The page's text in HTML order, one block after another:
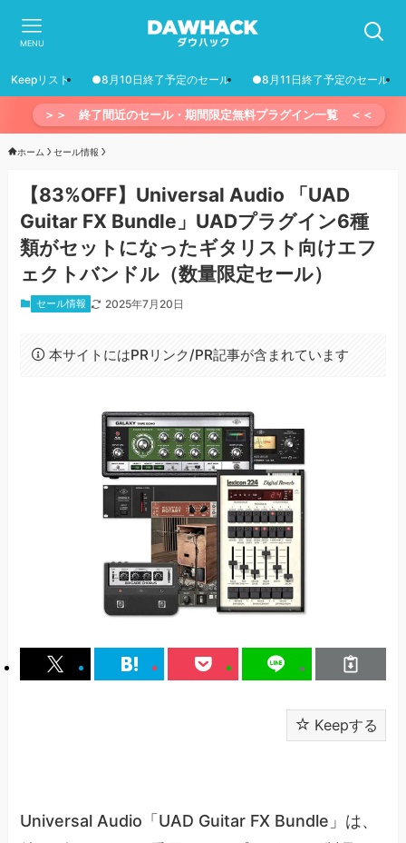
MENU
Keepリスト ●8月10日終了予定のセール ●8月11日終了予定のセール
＞＞ 終了間近のセール・期間限定無料プラグイン一覧 ＜＜
ホーム セール情報
【83%OFF】Universal Audio 「UAD
Guitar FX Bundle」UADプラグイン6種
類がセットになったギタリスト向けエフ
ェクトバンドル（数量限定セール）
セール情報 2025年7月20日
本サイトにはPRリンク/PR記事が含まれています
Keepする
Universal Audio「UAD Guitar FX Bundle」は、